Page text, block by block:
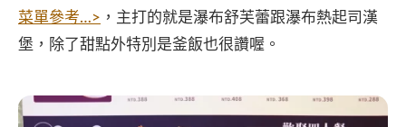
菜單參考…> ，主打的就是瀑布舒芙蕾跟瀑布熱起司漢
堡，除了甜點外特別是釜飯也很讚喔。